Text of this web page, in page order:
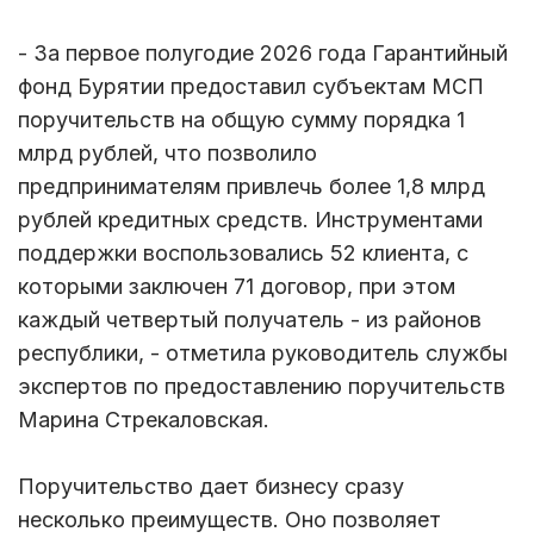
- За первое полугодие 2026 года Гарантийный
фонд Бурятии предоставил субъектам МСП
поручительств на общую сумму порядка 1
млрд рублей, что позволило
предпринимателям привлечь более 1,8 млрд
рублей кредитных средств. Инструментами
поддержки воспользовались 52 клиента, с
которыми заключен 71 договор, при этом
каждый четвертый получатель - из районов
республики, - отметила руководитель службы
экспертов по предоставлению поручительств
Марина Стрекаловская.
Поручительство дает бизнесу сразу
несколько преимуществ. Оно позволяет